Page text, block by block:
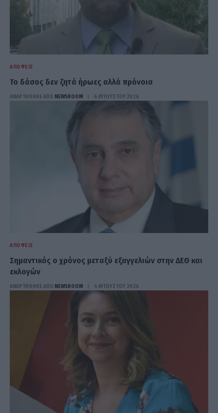
ΑΠΌΨΕΙΣ
Το δάσος δεν ζητά ήρωες αλλά πρόνοια
ΑΝΑΡΤΗΘΗΚΕ ΑΠΟ NEWSROOM 6 ΑΥΓΟΎΣΤΟΥ 2026
ΑΠΌΨΕΙΣ
Σημαντικός ο χρόνος μεταξύ εξαγγελιών στην ΔΕΘ και
εκλογών
ΑΝΑΡΤΗΘΗΚΕ ΑΠΟ NEWSROOM 4 ΑΥΓΟΎΣΤΟΥ 2026